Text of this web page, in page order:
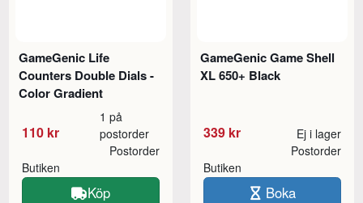
GameGenic Life
Counters Double Dials -
Color Gradient
110 kr
1 på
postorder
Butiken
Postorder
Köp
GameGenic Game Shell
XL 650+ Black
339 kr Ej i lager
Butiken
Postorder
Boka